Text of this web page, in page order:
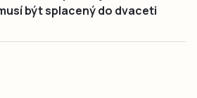
být splacený do dvaceti